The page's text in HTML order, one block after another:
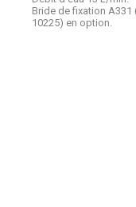
Bride de fixation
10225) en option.